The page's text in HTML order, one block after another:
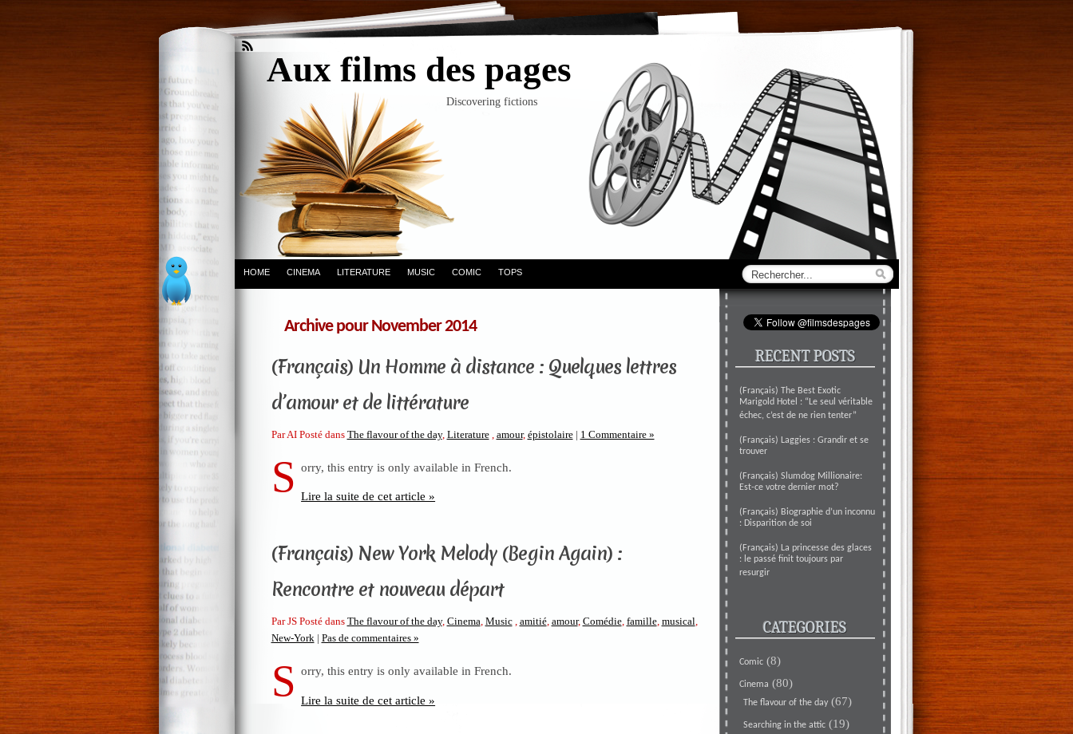
Aux films des pages
Discovering fictions
HOME CINEMA LITERATURE MUSIC COMIC TOPS
Archive pour November 2014
(Français) Un Homme à distance : Quelques lettres
d’amour et de littérature
Par AI Posté dans The flavour of the day, Literature, amour, épistolaire | 1 Commentaire »
S orry, this entry is only available in French.
Lire la suite de cet article »
(Français) New York Melody (Begin Again) :
Rencontre et nouveau départ
Par JS Posté dans The flavour of the day, Cinema, Music, amitié, amour, Comédie, famille, musical,
New-York | Pas de commentaires »
S orry, this entry is only available in French.
Lire la suite de cet article »
RECENT POSTS
(Français) The Best Exotic
Marigold Hotel : “Le seul véritable
échec, c’est de ne rien tenter”
(Français) Laggies : Grandir et se
trouver
(Français) Slumdog Millionaire:
Est-ce votre dernier mot?
(Français) Biographie d’un inconnu
: Disparition de soi
(Français) La princesse des glaces
: le passé finit toujours par
resurgir
CATEGORIES
Comic(8)
Cinema (80)
The flavour of the day(67)
Searching in the attic(19)